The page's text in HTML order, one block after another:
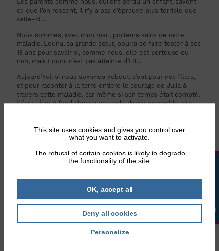
Les parents comme nous, qui ont perdu un enfant, savent
ce que l’on ressent, il n’y a pas d’épreuve plus terrible que
celle-ci…
Nous sommes, avec mon mari, porteurs sains de cette
maladie. Louna, sa grande sœur, pourra se faire tester à ses
18 ans pour savoir si, comme nous, elle est porteuse ou
non, mais Louna n’est pas atteinte d’EBJ.
Aujourd’hui, si nous sommes debout, c’est pour nos filles,
et pour raconter à la terre entière le courage de Julia à
travers cette maladie, car même si son temps était compté,
il faut vivre à fond chaque seconde de vie ensemble, rire,
This site uses cookies and gives you control over
what you want to activate.
The refusal of certain cookies is likely to degrade
the functionality of the site.
OK, accept all
Deny all cookies
Personalize